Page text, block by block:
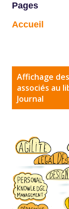
Pages
Accueil
Affichage
associés au
Journal